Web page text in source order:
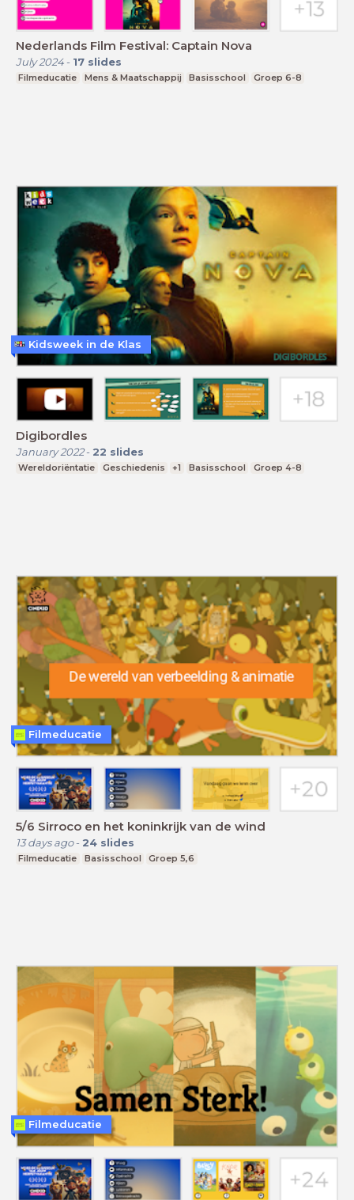
Nederlands Film Festival: Captain Nova
July 2024- 17 slides
Filmeducatie Mens & Maatschappij Basisschool Groep 6-8
Digibordles
January 2022- 22 slides
Wereldoriëntatie Geschiedenis +1 Basisschool Groep 4-8
Kidsweek in de Klas
5/6 Sirroco en het koninkrijk van de wind
13 days ago- 24 slides
Filmeducatie Basisschool Groep 5,6
Filmeducatie
Filmeducatie